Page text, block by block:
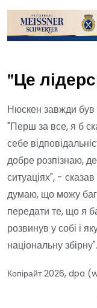
"Це
Нюскен завжди був
"Перш за все, я б
себе
добре розпізнаю,
ситуаціях", -
думаю, що можу
передати те, що я
розвинув у собі і
національну збірну".
Копірайт 2026, dpa